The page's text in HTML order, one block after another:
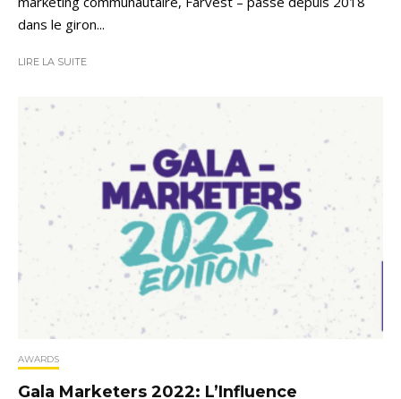
dans le giron...
LIRE LA SUITE
AWARDS
Gala Marketers 2022: L’Influence